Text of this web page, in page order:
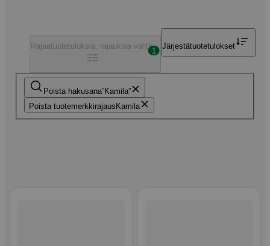
Poista hakusana Kamila
Poista tuotemerkkirajaus Kamila
Rajaatuotetuloksia, rajauksia valittu
1
Järjestätuotetulokset